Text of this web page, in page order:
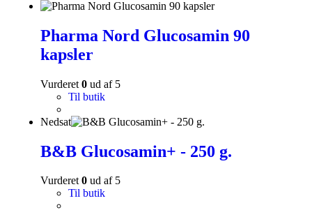
Pharma Nord Glucosamin 90
kapsler
Vurderet 0 ud af 5
Til butik
Nedsat
B&B Glucosamin+ - 250 g.
Vurderet0 ud af 5
Til butik